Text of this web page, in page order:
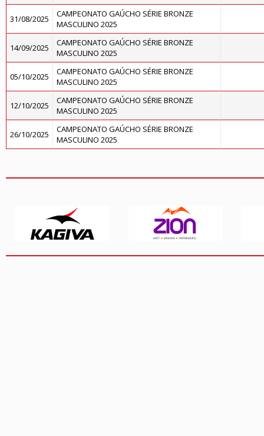
31/08/2025
CAMPEONATO GAÚCHO SÉRIE BRONZE
MASCULINO 2025
14/09/2025
CAMPEONATO GAÚCHO SÉRIE BRONZE
MASCULINO 2025
05/10/2025
CAMPEONATO GAÚCHO SÉRIE BRONZE
MASCULINO 2025
12/10/2025
CAMPEONATO GAÚCHO SÉRIE BRONZE
MASCULINO 2025
26/10/2025
CAMPEONATO GAÚCHO SÉRIE BRONZE
MASCULINO 2025